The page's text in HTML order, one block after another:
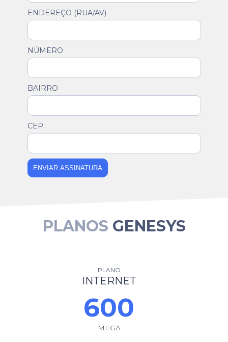
ENDEREÇO (RUA/AV)
NÚMERO
BAIRRO
CEP
ENVIAR ASSINATURA
PLANOS GENESYS
PLANO
INTERNET
600
MEGA